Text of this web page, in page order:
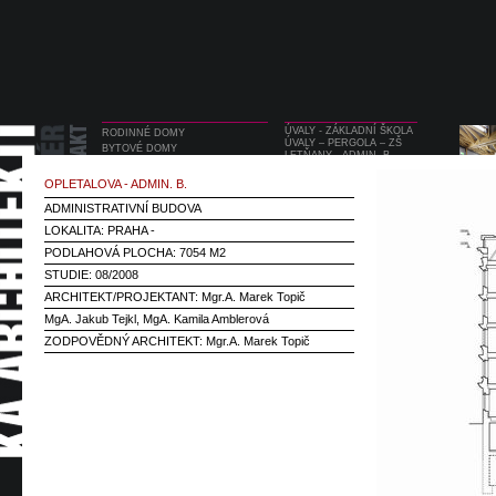
OPLETALOVA - ADMIN. B.
ADMINISTRATIVNÍ BUDOVA
LOKALITA: PRAHA -
PODLAHOVÁ PLOCHA: 7054 M2
STUDIE: 08/2008
ARCHITEKT/PROJEKTANT: Mgr.A. Marek Topič
MgA. Jakub Tejkl, MgA. Kamila Amblerová
ZODPOVĚDNÝ ARCHITEKT: Mgr.A. Marek Topič
RODINNÉ DOMY
BYTOVÉ DOMY
REKONSTRUKCE
INTERIÉRY
DESIGN
ÚVALY - ZÁKLADNÍ ŠKOLA
ÚVALY – PERGOLA – ZŠ
LETŇANY - ADMIN. B.
U KD LÁDVÍ